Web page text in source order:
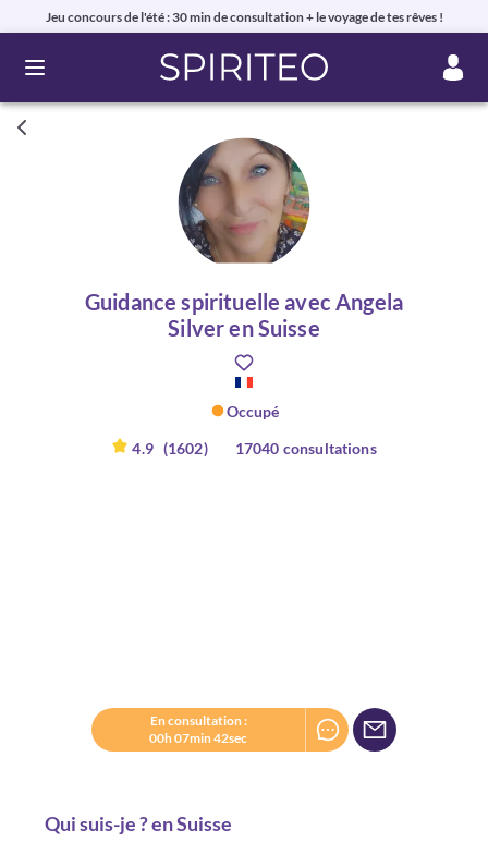
Jeu concours de l'été : 30 min de consultation + le voyage de tes rêves !
Ouvrir le menu
Guidance spirituelle avec Angela
Silver en Suisse
Occupé
4.9 (1602) 17040 consultations
En consultation :
00h 07min 42sec
Qui suis-je ? en Suisse